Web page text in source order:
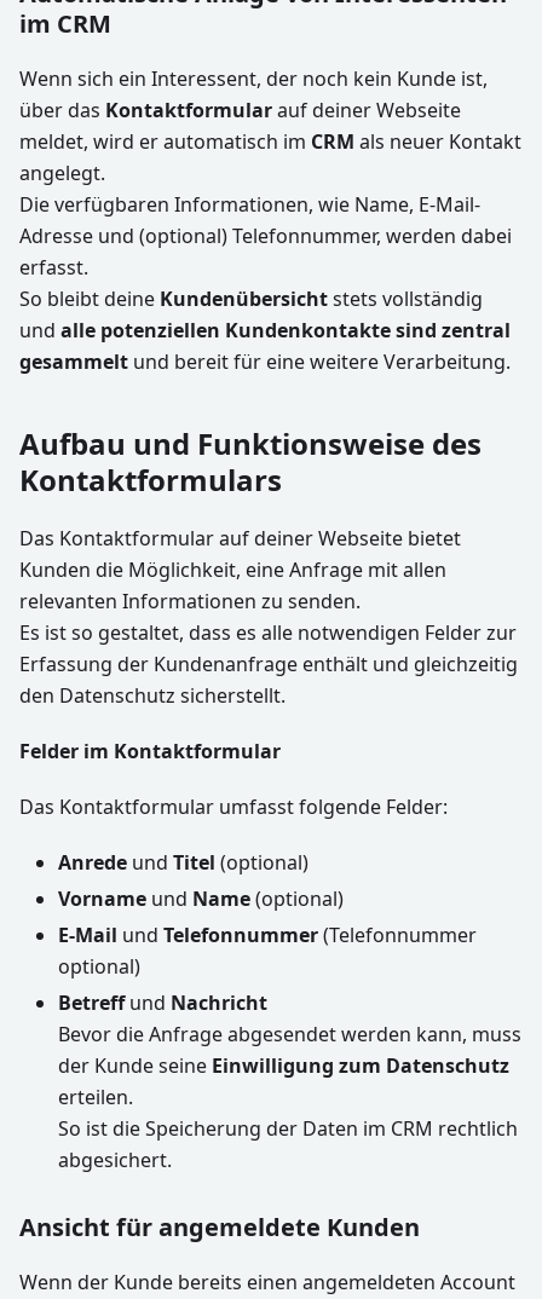
im CRM
Wenn sich ein Interessent, der noch kein Kunde ist,
über das Kontaktformularauf deiner Webseite
meldet, wird er automatisch im CRM als neuer Kontakt
angelegt.
Die verfügbaren Informationen, wie Name, E-Mail-
Adresse und (optional) Telefonnummer, werden dabei
erfasst.
So bleibt deine Kundenübersichtstets vollständig
und alle potenziellen Kundenkontakte sind zentral
gesammelt und bereit für eine weitere Verarbeitung.
Aufbau und Funktionsweise des
Kontaktformulars
Das Kontaktformular auf deiner Webseite bietet
Kunden die Möglichkeit, eine Anfrage mit allen
relevanten Informationen zu senden.
Es ist so gestaltet, dass es alle notwendigen Felder zur
Erfassung der Kundenanfrage enthält und gleichzeitig
den Datenschutz sicherstellt.
Felder im Kontaktformular
Das Kontaktformular umfasst folgende Felder:
Anrede und Titel (optional)
Vorname und Name(optional)
E-Mail und Telefonnummer(Telefonnummer
optional)
Betreffund Nachricht
Bevor die Anfrage abgesendet werden kann, muss
der Kunde seine Einwilligung zum Datenschutz
erteilen.
So ist die Speicherung der Daten im CRM rechtlich
abgesichert.
Ansicht für angemeldete Kunden
Wenn der Kunde bereits einen angemeldeten Account